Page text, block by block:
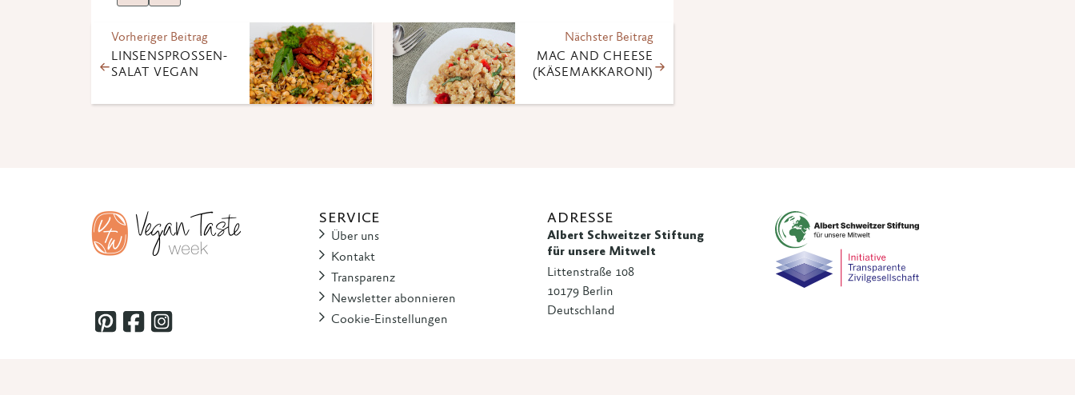
Vorheriger Beitrag
LINSENSPROSSEN-
SALAT VEGAN
Nächster Beitrag
MAC AND CHEESE
(KÄSEMAKKARONI)
SERVICE
Über uns
Kontakt
Transparenz
Newsletter abonnieren
Cookie-Einstellungen
ADRESSE
Albert Schweitzer Stiftung
für unsere Mitwelt
Littenstraße 108
10179 Berlin
Deutschland